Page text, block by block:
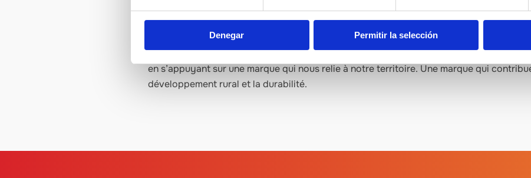
Denegar Permitir la selección
tradition, et d’innovation, ainsi que celles qui nous incitent à nous améliorer et à tracer
cela vise à rapprocher et, à rendre ces produits et savoir-faire identifiables pour les
Castelló Ruta de Sabor souhaite intégrer toutes les initiatives désireuses de croître
en s’appuyant sur une marque qui nous relie à notre territoire. Une marque qui
développement rural et la durabilité.